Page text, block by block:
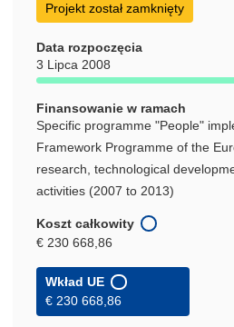
Projekt został zamknięty
Data rozpoczęcia
3 Lipca 2008
Finansowanie w ramach
Specific programme "People"
Framework Programme of the
research, technological
activities (2007 to 2013)
Koszt całkowity
€ 230 668,86
Wkład UE
€ 230 668,86